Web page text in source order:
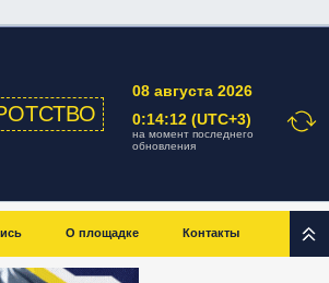
08 августа 2026
0:14:12 (UTC+3)
на момент последнего
обновления
О площадке Контакты